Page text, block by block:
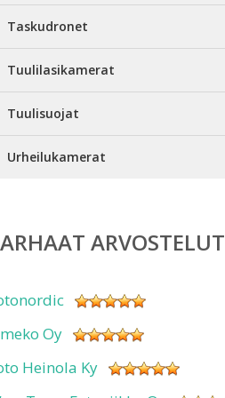
Taskudronet
Tuulilasikamerat
Tuulisuojat
Urheilukamerat
ARVOSTELUT
Oy
Heinola Ky